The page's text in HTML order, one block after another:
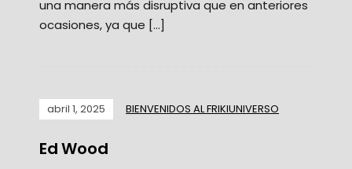
una manera más disruptiva que en anteriores
ocasiones, ya que […]
abril 1, 2025 BIENVENIDOS AL FRIKIUNIVERSO
Ed Wood